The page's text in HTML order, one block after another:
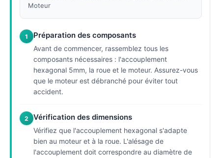
Moteur
1 Préparation des composants
Avant de commencer, rassemblez tous les
composants nécessaires : l'accouplement
hexagonal 5mm, la roue et le moteur. Assurez-vous
que le moteur est débranché pour éviter tout
accident.
2 Vérification des dimensions
Vérifiez que l'accouplement hexagonal s'adapte
bien au moteur et à la roue. L'alésage de
l'accouplement doit correspondre au diamètre de